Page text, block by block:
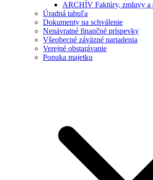
ARCHÍV Faktúry, zmluvy a
Úradná tabuľa
Dokumenty na schválenie
Nenávratné finančné príspevky
Všeobecné záväzné nariadenia
Verejné obstarávanie
Ponuka majetku